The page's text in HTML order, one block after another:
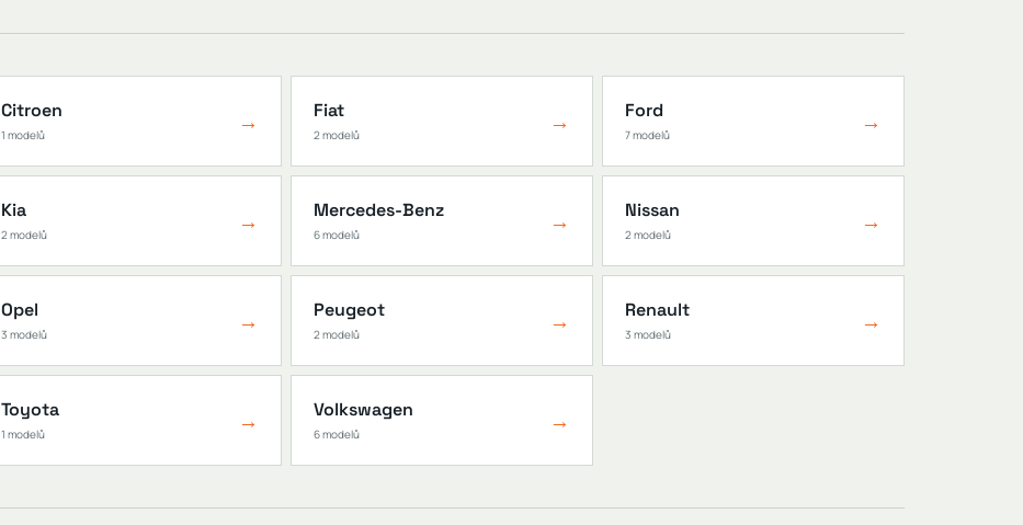
Citroen
1 modelů → Fiat
2 modelů → Ford
7 modelů →
Kia
2 modelů → Mercedes-Benz
6 modelů → Nissan
2 modelů →
Opel
3 modelů → Peugeot
2 modelů → Renault
3 modelů →
Toyota
1 modelů → Volkswagen
6 modelů →